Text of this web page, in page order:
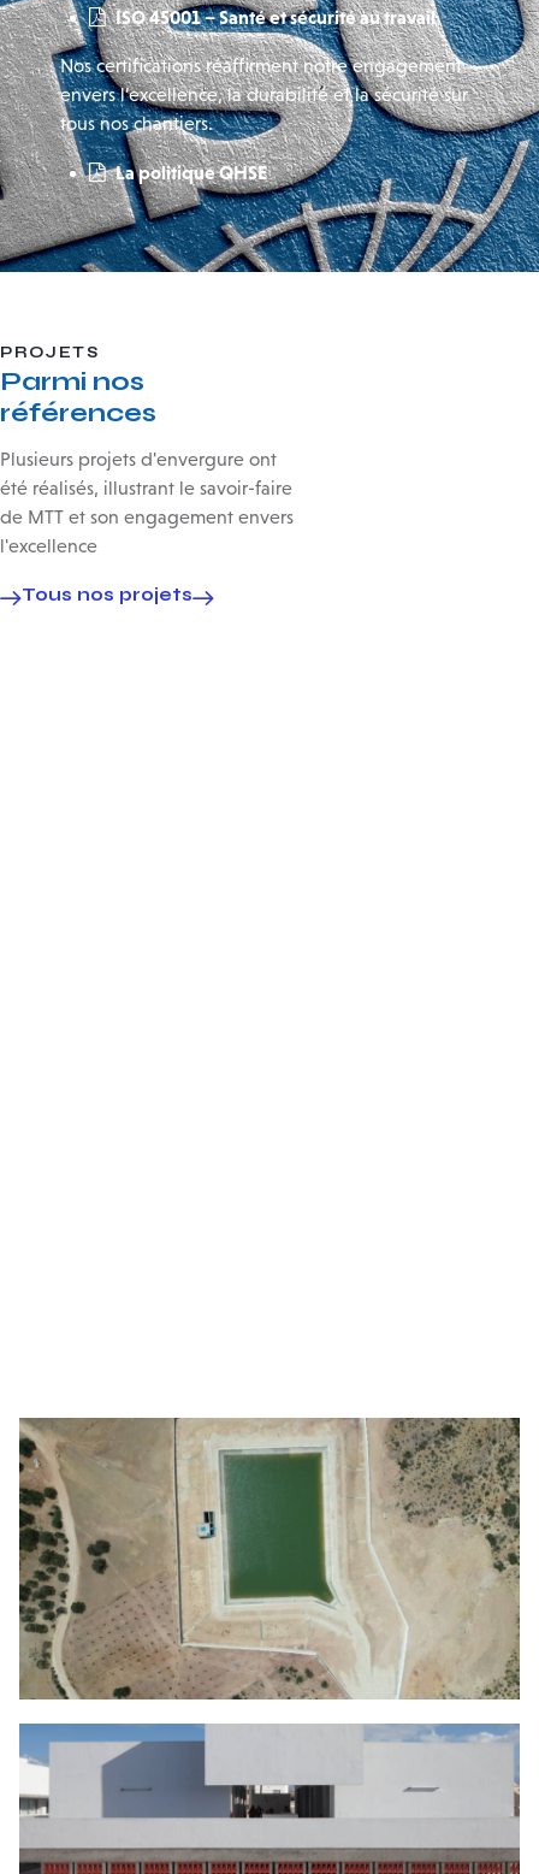
ISO 45001 – Santé et sécurité au travail
Nos certifications réaffirment notre engagement
envers l’excellence, la durabilité et la sécurité sur
tous nos chantiers.
La politique QHSE
PROJETS
Parmi nos
références
Plusieurs projets d'envergure ont
été réalisés, illustrant le savoir-faire
de MTT et son engagement envers
l'excellence
Tous nos projets
Bassin Testour
Ouvrages hydrauliques,Projets en vedette